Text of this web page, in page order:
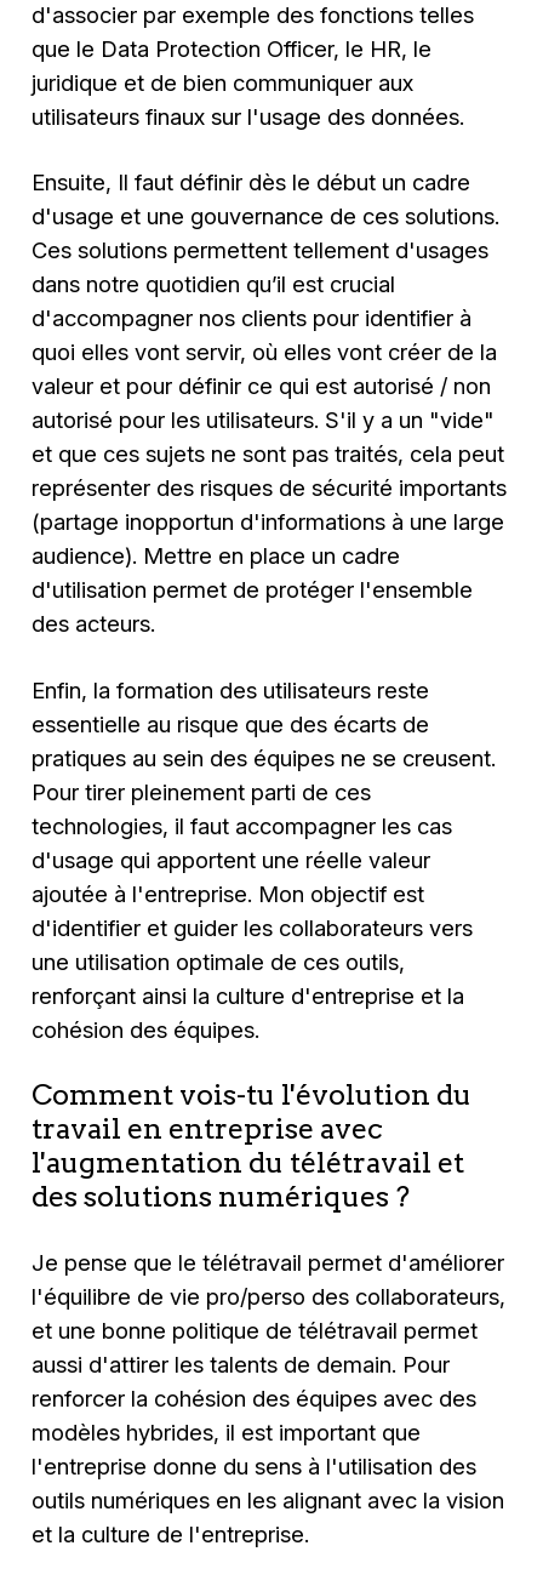
d'associer par exemple des fonctions telles
que le Data Protection Officer, le HR, le
juridique et de bien communiquer aux
utilisateurs finaux sur l'usage des données.
Ensuite, Il faut définir dès le début un cadre
d'usage et une gouvernance de ces solutions.
Ces solutions permettent tellement d'usages
dans notre quotidien qu’il est crucial
d'accompagner nos clients pour identifier à
quoi elles vont servir, où elles vont créer de la
valeur et pour définir ce qui est autorisé / non
autorisé pour les utilisateurs. S'il y a un "vide"
et que ces sujets ne sont pas traités, cela peut
représenter des risques de sécurité importants
(partage inopportun d'informations à une large
audience). Mettre en place un cadre
d'utilisation permet de protéger l'ensemble
des acteurs.
Enfin, la formation des utilisateurs reste
essentielle au risque que des écarts de
pratiques au sein des équipes ne se creusent.
Pour tirer pleinement parti de ces
technologies, il faut accompagner les cas
d'usage qui apportent une réelle valeur
ajoutée à l'entreprise. Mon objectif est
d'identifier et guider les collaborateurs vers
une utilisation optimale de ces outils,
renforçant ainsi la culture d'entreprise et la
cohésion des équipes.
Comment vois-tu l'évolution du
travail en entreprise avec
l'augmentation du télétravail et
des solutions numériques ?
Je pense que le télétravail permet d'améliorer
l'équilibre de vie pro/perso des collaborateurs,
et une bonne politique de télétravail permet
aussi d'attirer les talents de demain. Pour
renforcer la cohésion des équipes avec des
modèles hybrides, il est important que
l'entreprise donne du sens à l'utilisation des
outils numériques en les alignant avec la vision
et la culture de l'entreprise.